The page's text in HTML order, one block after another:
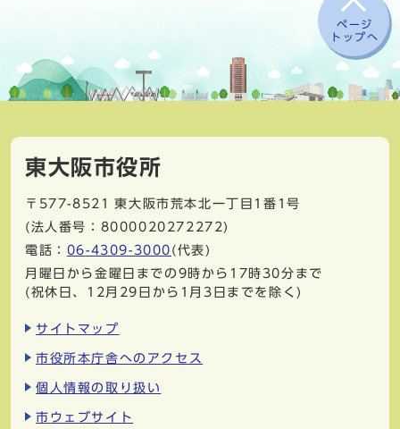
ページ
トップへ
東大阪市役所
〒577-8521
東大阪市荒本北一丁目1番1号
(法人番号：8000020272272)
電話： 06-4309-3000 (代表)
月曜日から金曜日までの9時から17時30分まで
(祝休日、12月29日から1月3日までを除く)
サイトマップ
市役所本庁舎へのアクセス
個人情報の取り扱い
市ウェブサイト